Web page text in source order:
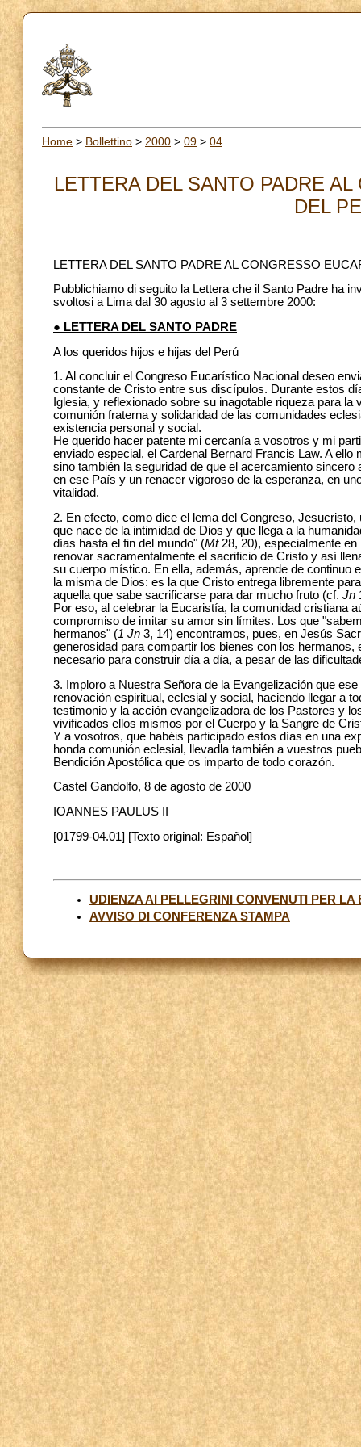
Home > Bollettino > 2000 > 09 > 04
LETTERA DEL SANTO PADRE
DEL
LETTERA DEL SANTO PADRE AL CONGRESSO
Pubblichiamo di seguito la Lettera che il Santo Padre ha
svoltosi a Lima dal 30 agosto al 3 settembre 2000:
● LETTERA DEL SANTO PADRE
A los queridos hijos e hijas del Perú
1. Al concluir el Congreso Eucarístico Nacional deseo
constante de Cristo entre sus discípulos. Durante estos
Iglesia, y reflexionado sobre su inagotable riqueza para
comunión fraterna y solidaridad de las comunidades
existencia personal y social.
He querido hacer patente mi cercanía a vosotros y mi
enviado especial, el Cardenal Bernard Francis Law. A
sino también la seguridad de que el acercamiento
en ese País y un renacer vigoroso de la esperanza, en
vitalidad.
2. En efecto, como dice el lema del Congreso,
que nace de la intimidad de Dios y que llega a la
días hasta el fin del mundo" (Mt28, 20), especialmente en
renovar sacramentalmente el sacrificio de Cristo y así
su cuerpo místico. En ella, además, aprende de continuo
la misma de Dios: es la que Cristo entrega libremente
aquella que sabe sacrificarse para dar mucho fruto (cf. Jn
Por eso, al celebrar la Eucaristía, la comunidad cristiana
compromiso de imitar su amor sin límites. Los que
hermanos" (1 Jn 3, 14) encontramos, pues, en Jesús
generosidad para compartir los bienes con los
necesario para construir día a día, a pesar de las
3. Imploro a Nuestra Señora de la Evangelización que
renovación espiritual, eclesial y social, haciendo llegar a
testimonio y la acción evangelizadora de los Pastores y
vivificados ellos mismos por el Cuerpo y la Sangre de
Y a vosotros, que habéis participado estos días en una
honda comunión eclesial, llevadla también a vuestros
Bendición Apostólica que os imparto de todo corazón.
Castel Gandolfo, 8 de agosto de 2000
IOANNES PAULUS II
[01799-04.01] [Texto original: Español]
UDIENZA AI PELLEGRINI CONVENUTI PER
AVVISO DI CONFERENZA STAMPA